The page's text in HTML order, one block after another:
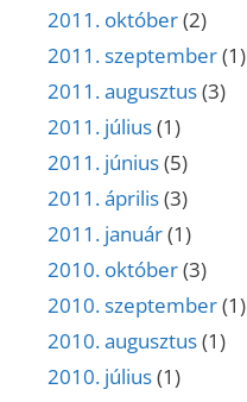
2011. október(2)
2011. szeptember(1)
2011. augusztus(3)
2011. július(1)
2011. június(5)
2011. április(3)
2011. január(1)
2010. október(3)
2010. szeptember(1)
2010. augusztus(1)
2010. július(1)